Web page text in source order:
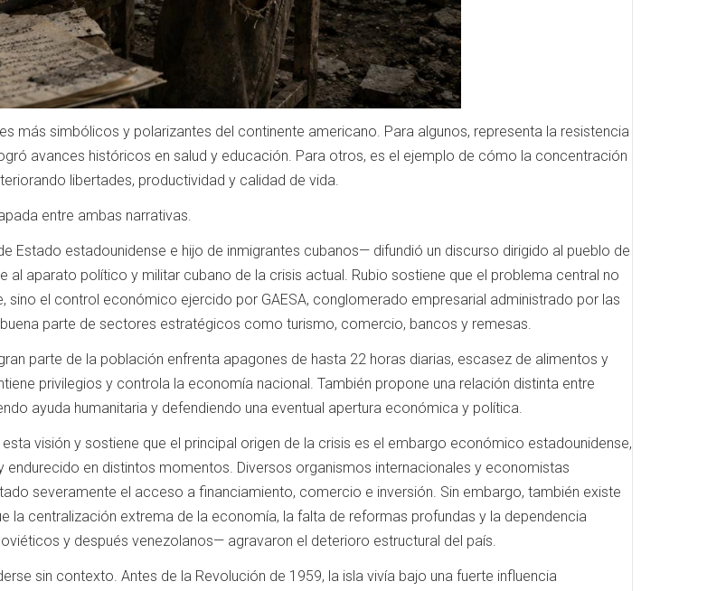
más simbólicos y polarizantes del continente americano. Para algunos, representa la resistencia
avances históricos en salud y educación. Para otros, es el ejemplo de cómo la concentración
libertades, productividad y calidad de vida.
entre ambas narrativas.
Estado estadounidense e hijo de inmigrantes cubanos— difundió un discurso dirigido al pueblo de
al aparato político y militar cubano de la crisis actual. Rubio sostiene que el problema central no
sino el control económico ejercido por GAESA, conglomerado empresarial administrado por las
parte de sectores estratégicos como turismo, comercio, bancos y remesas.
parte de la población enfrenta apagones de hasta 22 horas diarias, escasez de alimentos y
privilegios y controla la economía nacional. También propone una relación distinta entre
ayuda humanitaria y defendiendo una eventual apertura económica y política.
visión y sostiene que el principal origen de la crisis es el embargo económico estadounidense,
en distintos momentos. Diversos organismos internacionales y economistas
severamente el acceso a financiamiento, comercio e inversión. Sin embargo, también existe
la centralización extrema de la economía, la falta de reformas profundas y la dependencia
y después venezolanos— agravaron el deterioro estructural del país.
sin contexto. Antes de la Revolución de 1959, la isla vivía bajo una fuerte influencia